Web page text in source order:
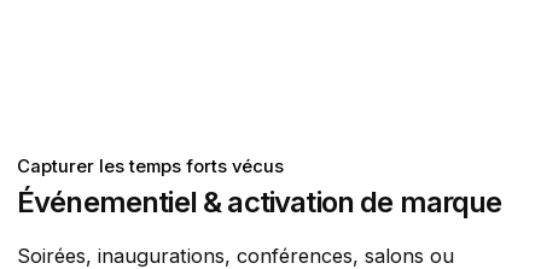
Capturer les temps forts vécus
Événementiel & activation de marque
Soirées, inaugurations, conférences, salons ou